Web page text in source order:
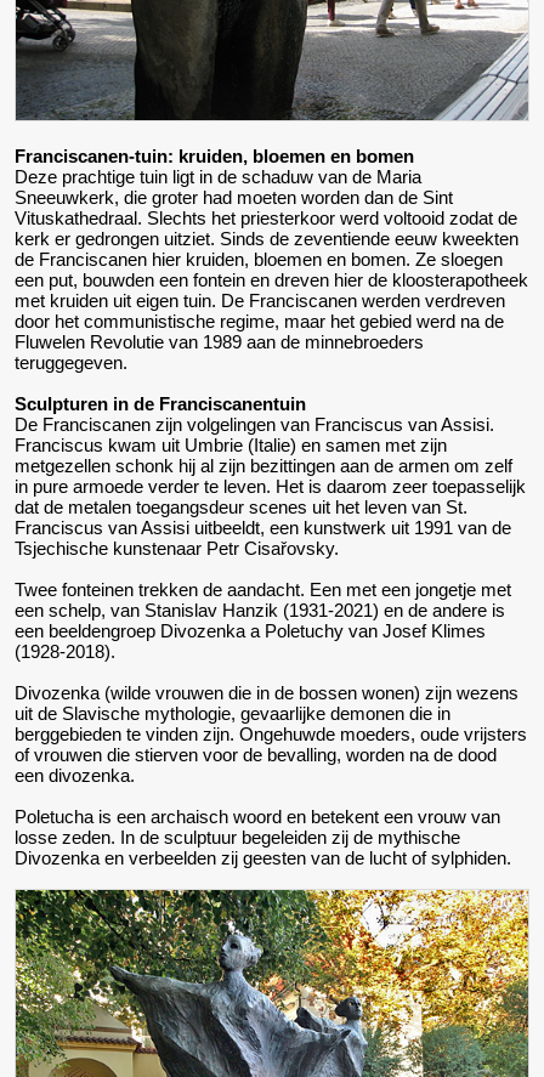
Franciscanen-tuin: kruiden, bloemen en bomen
Deze prachtige tuin ligt in de schaduw van de Maria
Sneeuwkerk, die groter had moeten worden dan de Sint
Vituskathedraal. Slechts het priesterkoor werd voltooid zodat de
kerk er gedrongen uitziet. Sinds de zeventiende eeuw kweekten
de Franciscanen hier kruiden, bloemen en bomen. Ze sloegen
een put, bouwden een fontein en dreven hier de kloosterapotheek
met kruiden uit eigen tuin. De Franciscanen werden verdreven
door het communistische regime, maar het gebied werd na de
Fluwelen Revolutie van 1989 aan de minnebroeders
teruggegeven.
Sculpturen in de Franciscanentuin
De Franciscanen zijn volgelingen van Franciscus van Assisi.
Franciscus kwam uit Umbrie (Italie) en samen met zijn
metgezellen schonk hij al zijn bezittingen aan de armen om zelf
in pure armoede verder te leven. Het is daarom zeer toepasselijk
dat de metalen toegangsdeur scenes uit het leven van St.
Franciscus van Assisi uitbeeldt, een kunstwerk uit 1991 van de
Tsjechische kunstenaar Petr Cisařovsky.
Twee fonteinen trekken de aandacht. Een met een jongetje met
een schelp, van Stanislav Hanzik (1931-2021) en de andere is
een beeldengroep Divozenka a Poletuchy van Josef Klimes
(1928-2018).
Divozenka (wilde vrouwen die in de bossen wonen) zijn wezens
uit de Slavische mythologie, gevaarlijke demonen die in
berggebieden te vinden zijn. Ongehuwde moeders, oude vrijsters
of vrouwen die stierven voor de bevalling, worden na de dood
een divozenka.
Poletucha is een archaisch woord en betekent een vrouw van
losse zeden. In de sculptuur begeleiden zij de mythische
Divozenka en verbeelden zij geesten van de lucht of sylphiden.